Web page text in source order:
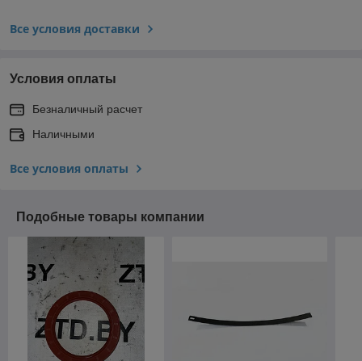
Все условия доставки
Условия оплаты
Безналичный расчет
Наличными
Все условия оплаты
Подобные товары компании